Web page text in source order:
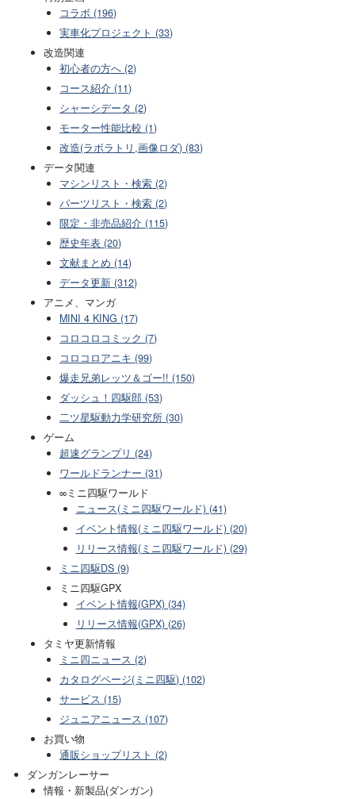
コラボ (196)
実車化プロジェクト (33)
改造関連
初心者の方へ (2)
コース紹介 (11)
シャーシデータ (2)
モーター性能比較 (1)
改造(ラボラトリ,画像ロダ) (83)
データ関連
マシンリスト・検索 (2)
パーツリスト・検索 (2)
限定・非売品紹介 (115)
歴史年表 (20)
文献まとめ (14)
データ更新 (312)
アニメ、マンガ
MINI 4 KING (17)
コロコロコミック (7)
コロコロアニキ (99)
爆走兄弟レッツ＆ゴー!! (150)
ダッシュ！四駆郎 (53)
二ツ星駆動力学研究所 (30)
ゲーム
超速グランプリ (24)
ワールドランナー (31)
∞ミニ四駆ワールド
ニュース(ミニ四駆ワールド) (41)
イベント情報(ミニ四駆ワールド) (20)
リリース情報(ミニ四駆ワールド) (29)
ミニ四駆DS (9)
ミニ四駆GPX
イベント情報(GPX) (34)
リリース情報(GPX) (26)
タミヤ更新情報
ミニ四ニュース (2)
カタログページ(ミニ四駆) (102)
サービス (15)
ジュニアニュース (107)
お買い物
通販ショップリスト (2)
ダンガンレーサー
情報・新製品(ダンガン)